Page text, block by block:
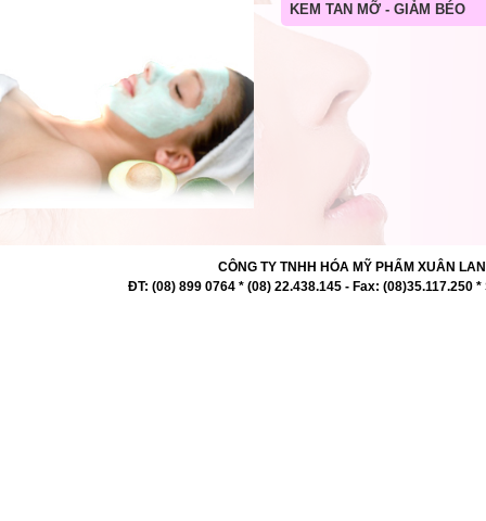
KEM TAN MỠ - GIẢM BÉO
CÔNG TY TNHH HÓA MỸ PHẨM XUÂN
ĐT: (08) 899 0764 * (08) 22.438.145 - Fax: